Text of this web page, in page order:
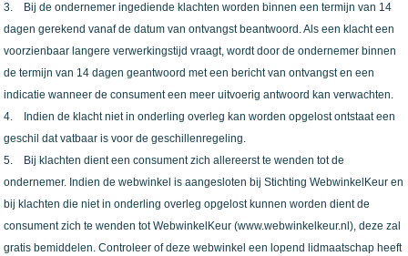
3. Bij de ondernemer ingediende klachten worden binnen een termijn van 14
dagen gerekend vanaf de datum van ontvangst beantwoord. Als een klacht een
voorzienbaar langere verwerkingstijd vraagt, wordt door de ondernemer binnen
de termijn van 14 dagen geantwoord met een bericht van ontvangst en een
indicatie wanneer de consument een meer uitvoerig antwoord kan verwachten.
4. Indien de klacht niet in onderling overleg kan worden opgelost ontstaat een
geschil dat vatbaar is voor de geschillenregeling.
5. Bij klachten dient een consument zich allereerst te wenden tot de
ondernemer. Indien de webwinkel is aangesloten bij Stichting WebwinkelKeur en
bij klachten die niet in onderling overleg opgelost kunnen worden dient de
consument zich te wenden tot WebwinkelKeur(www.webwinkelkeur.nl), deze zal
gratis bemiddelen. Controleer of deze webwinkel een lopend lidmaatschap heeft